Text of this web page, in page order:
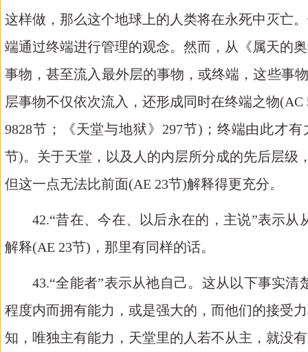
这样做，那么这个地球上的人类将在永死中灭亡
端通过终端进行管理的观念。然而，从《属天的
事物，甚至流入最外层的事物，或终端，这些事
层事物不仅依次流入，还形成同时在终端之物
9828节；《天堂与地狱》297节)；终端由此才有
节)。关于天堂，以及人的内层所分成的先后层级
但这一点无法比前面(AE 23节)解释得更充分。
42.“昔在、今在、以后永在的，主说”表示
解释(AE 23节)，那里有同样的话。
43.“全能者”表示从祂自己。这从以下事实
程度内而拥有能力，或是强大的，而他们的接受
知，唯独主有能力，天堂里的人若不从主，就没